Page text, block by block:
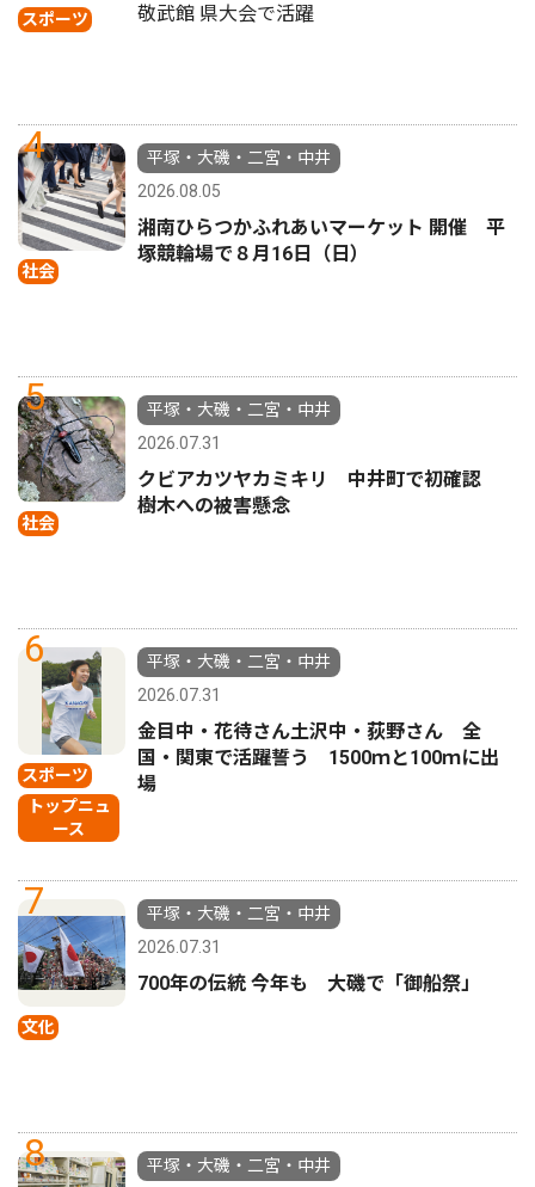
スポーツ
敬武館 県大会で活躍
4
社会
平塚・大磯・二宮・中井
2026.08.05
湘南ひらつかふれあいマーケット 開催 平
塚競輪場で８月16日（日）
5
社会
平塚・大磯・二宮・中井
2026.07.31
クビアカツヤカミキリ 中井町で初確認
樹木への被害懸念
6
スポーツ
トップニュ
ース
平塚・大磯・二宮・中井
2026.07.31
金目中・花待さん土沢中・荻野さん 全
国・関東で活躍誓う 1500ｍと100ｍに出
場
7
文化
平塚・大磯・二宮・中井
2026.07.31
700年の伝統 今年も 大磯で「御船祭」
8
平塚・大磯・二宮・中井